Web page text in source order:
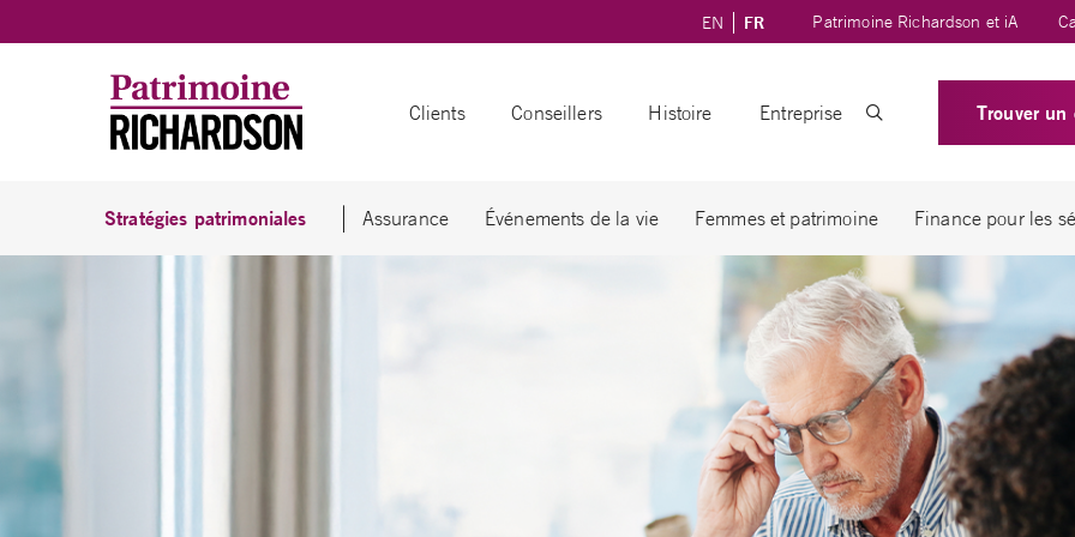
EN FR Patrimoine Richardson et iA
Clients Conseillers Histoire Entreprise Trouver un
Stratégies patrimoniales Assurance Événements de la vie Femmes et patrimoine Finance pour les